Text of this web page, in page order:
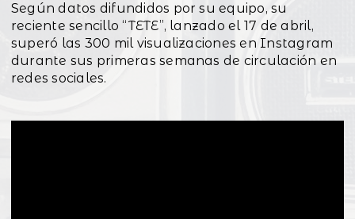
Según datos difundidos por su equipo, su
reciente sencillo “TETE”, lanzado el 17 de abril,
superó las 300 mil visualizaciones en Instagram
durante sus primeras semanas de circulación en
redes sociales.